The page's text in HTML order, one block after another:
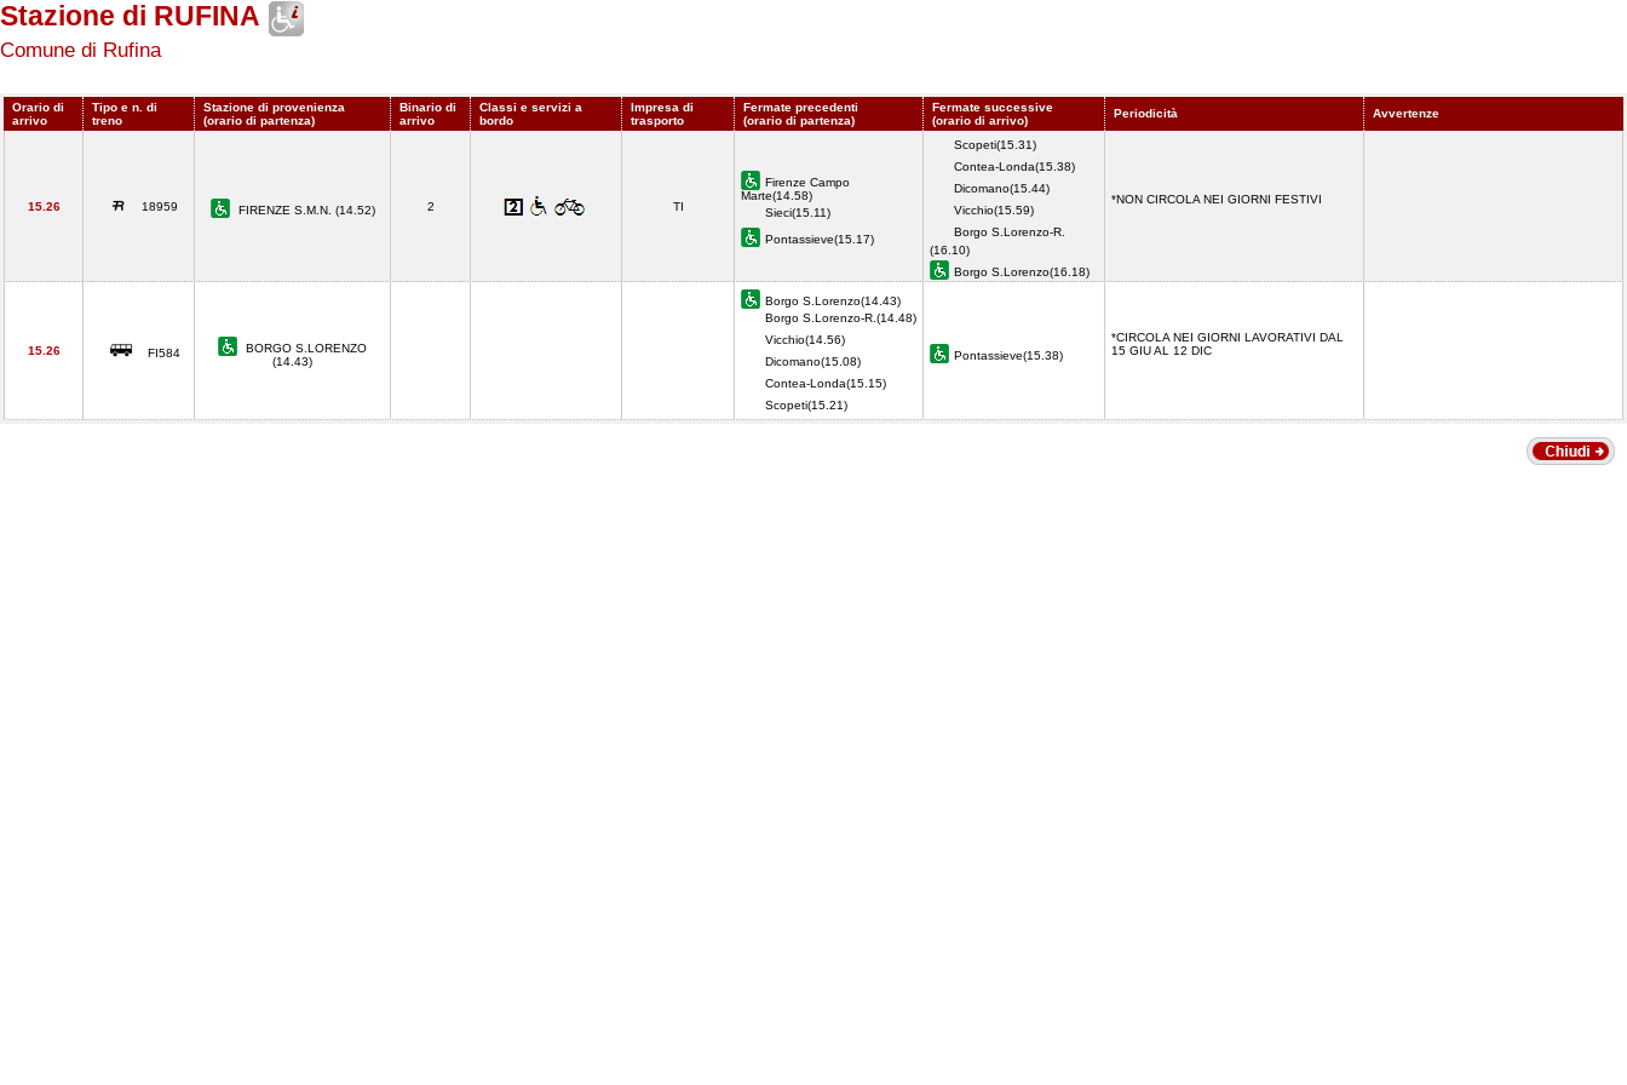
Stazione di RUFINA
Comune di Rufina
Orario di
arrivo
Tipo e n. di
treno
Stazione di provenienza
(orario di partenza)
Binario di
arrivo
Classi e servizi a
bordo
Impresa di
trasporto
Fermate precedenti
(orario di partenza)
Fermate successive
(orario di arrivo)
Periodicità Avvertenze
15.26 18959 FIRENZE S.M.N. (14.52) 2 TI
Firenze Campo
Marte(14.58)
Sieci(15.11)
Pontassieve(15.17)
Scopeti(15.31)
Contea-Londa(15.38)
Dicomano(15.44)
Vicchio(15.59)
Borgo S.Lorenzo-R.
(16.10)
Borgo S.Lorenzo(16.18)
*NON CIRCOLA NEI GIORNI FESTIVI
15.26 FI584
BORGO S.LORENZO
(14.43)
Borgo S.Lorenzo(14.43)
Borgo S.Lorenzo-R.(14.48)
Vicchio(14.56)
Dicomano(15.08)
Contea-Londa(15.15)
Scopeti(15.21)
Pontassieve(15.38)
*CIRCOLA NEI GIORNI LAVORATIVI DAL
15 GIU AL 12 DIC